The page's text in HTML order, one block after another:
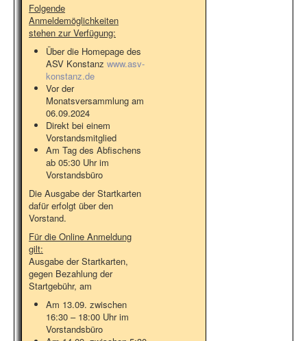
Folgende
Anmeldemöglichkeiten
stehen zur Verfügung:
Über die Homepage des
ASV Konstanz www.asv-
konstanz.de
Vor der
Monatsversammlung am
06.09.2024
Direkt bei einem
Vorstandsmitglied
Am Tag des Abfischens
ab 05:30 Uhr im
Vorstandsbüro
Die Ausgabe der Startkarten
dafür erfolgt über den
Vorstand.
Für die Online Anmeldung
gilt:
Ausgabe der Startkarten,
gegen Bezahlung der
Startgebühr, am
Am 13.09. zwischen
16:30 – 18:00 Uhr im
Vorstandsbüro